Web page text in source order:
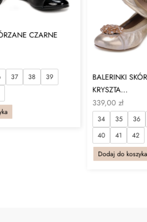
CZARNE
37 38
39
BALERINKI
KRYSZTA...
339,00 zł
34 35 36
40
41
42
Dodaj do koszyka